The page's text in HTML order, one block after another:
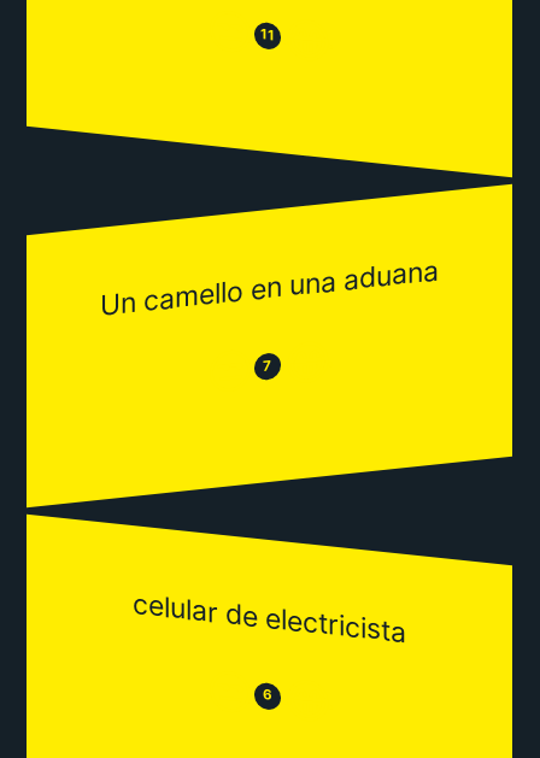
😒 11 😂
Un camello en una aduana
😒 7 😂
celular de electricista
😒 6 😂